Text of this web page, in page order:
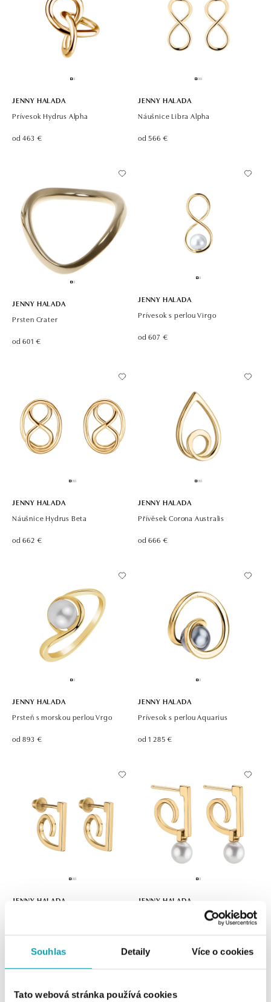
Souhlas Detaily Více o cookies
Tato webová stránka používá cookies
JENNY HALADA
Prívesok Hydrus Alpha
od 463 €
JENNY HALADA
Náušnice Libra Alpha
od 566 €
JENNY HALADA
Prsten Crater
od 601 €
JENNY HALADA
Prívesok s perlou Virgo
od 607 €
JENNY HALADA
Náušnice Hydrus Beta
od 662 €
JENNY HALADA
Přívěsek Corona Australis
od 666 €
JENNY HALADA
Prsteň s morskou perlou Vrgo
od 893 €
JENNY HALADA
Prívesok s perlou Aquarius
od 1 285 €
JENNY HALADA
od 1 359 €
JENNY HALADA
Náušnice s perlou / 132906 Corona
od 1 647 €